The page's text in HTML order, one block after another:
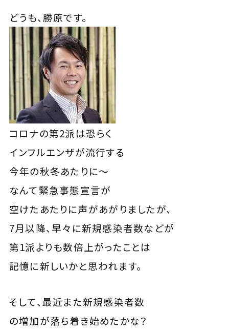
どうも、勝原です。
コロナの第2派は恐らく
インフルエンザが流行する
今年の秋冬あたりに～
なんて緊急事態宣言が
空けたあたりに声があがりましたが、
7月以降、早々に新規感染者数などが
第1派よりも数倍上がったことは
記憶に新しいかと思われます。
そして、最近また新規感染者数
の増加が落ち着き始めたかな？